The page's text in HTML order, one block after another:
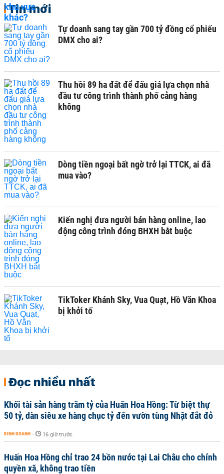
Tin mới
Tự doanh sang tay gần 700 tỷ đồng cổ phiếu
DMX cho ai?
Thu hồi 89 ha đất để đấu giá lựa chọn nhà
đầu tư công trình thành phố cảng hàng
không
Dòng tiền ngoại bất ngờ trở lại TTCK, ai đã
mua vào?
Kiến nghị đưa người bán hàng online, lao
động công trình đóng BHXH bắt buộc
TikToker Khánh Sky, Vua Quạt, Hồ Văn Khoa
bị khởi tố
Đọc nhiều nhất
Khối tài sản hàng trăm tỷ của Huấn Hoa Hồng: Từ biệt thự
50 tỷ, dàn siêu xe hàng chục tỷ đến vườn tùng Nhật đắt đỏ
KINH DOANH - 16 giờ trước
Huấn Hoa Hồng chỉ trao 24 bồn nước tại Lai Châu cho chính
quyền xã, không trao tiền